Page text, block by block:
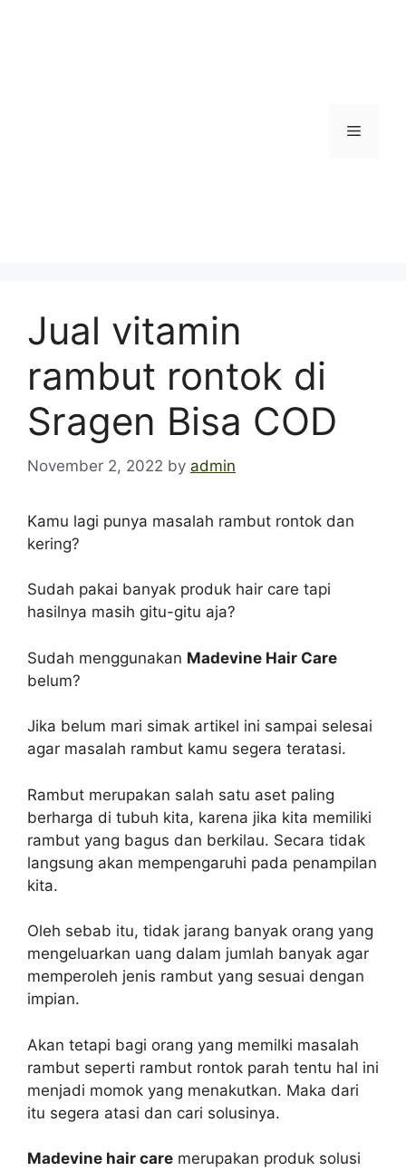
Menu
Jual vitamin
rambut rontok di
Sragen Bisa COD
November 2, 2022 by admin
Kamu lagi punya masalah rambut rontok dan
kering?
Sudah pakai banyak produk hair care tapi
hasilnya masih gitu-gitu aja?
Sudah menggunakan Madevine Hair Care
belum?
Jika belum mari simak artikel ini sampai selesai
agar masalah rambut kamu segera teratasi.
Rambut merupakan salah satu aset paling
berharga di tubuh kita, karena jika kita memiliki
rambut yang bagus dan berkilau. Secara tidak
langsung akan mempengaruhi pada penampilan
kita.
Oleh sebab itu, tidak jarang banyak orang yang
mengeluarkan uang dalam jumlah banyak agar
memperoleh jenis rambut yang sesuai dengan
impian.
Akan tetapi bagi orang yang memilki masalah
rambut seperti rambut rontok parah tentu hal ini
menjadi momok yang menakutkan. Maka dari
itu segera atasi dan cari solusinya.
Madevine hair care merupakan produk solusi